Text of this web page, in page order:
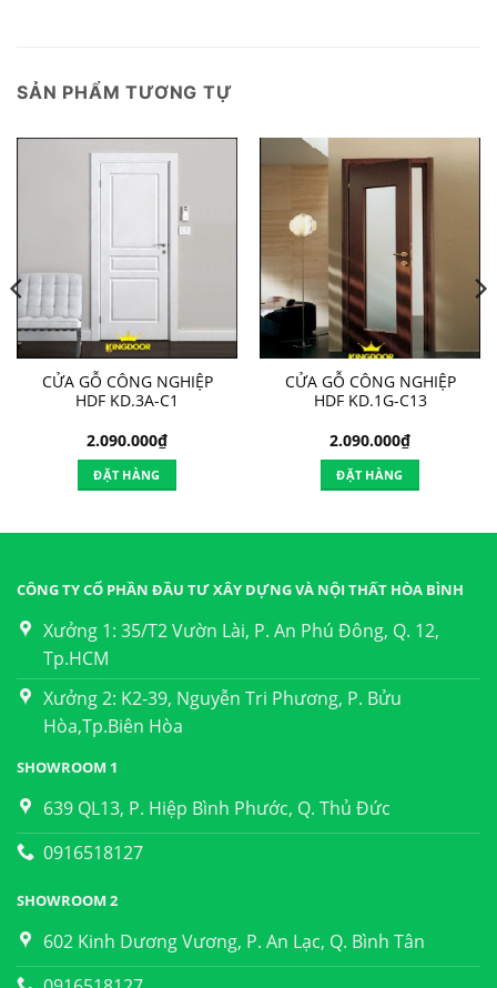
SẢN PHẨM TƯƠNG TỰ
CỬA GỖ CÔNG NGHIỆP
HDF KD.3A-C1
2.090.000₫
ĐẶT HÀNG
CỬA GỖ CÔNG NGHIỆP
HDF KD.1G-C13
2.090.000₫
ĐẶT HÀNG
CÔNG TY CỔ PHẦN ĐẦU TƯ XÂY DỰNG VÀ NỘI THẤT HÒA BÌNH
Xưởng 1: 35/T2 Vườn Lài, P. An Phú Đông, Q. 12,
Tp.HCM
Xưởng 2: K2-39, Nguyễn Tri Phương, P. Bửu
Hòa,Tp.Biên Hòa
SHOWROOM 1
639 QL13, P. Hiệp Bình Phước, Q. Thủ Đức
0916518127
SHOWROOM 2
602 Kinh Dương Vương, P. An Lạc, Q. Bình Tân